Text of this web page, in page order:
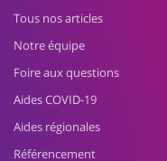
Tous nos articles
Notre équipe
Foire aux questions
Aides COVID-19
Aides régionales
Référencement